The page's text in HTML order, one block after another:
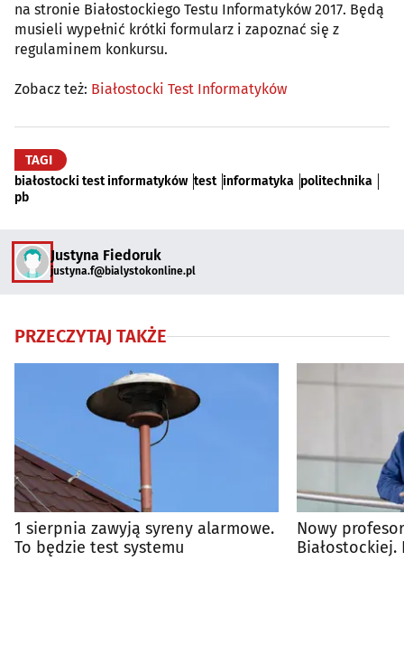
na stronie Białostockiego Testu Informatyków 2017. Będą
musieli wypełnić krótki formularz i zapoznać się z
regulaminem konkursu.
Zobacz też: Białostocki Test Informatyków
TAGI
białostocki test informatyków test informatyka politechnika
pb
Justyna Fiedoruk
justyna.f@bialystokonline.pl
PRZECZYTAJ TAKŻE
1 sierpnia zawyją syreny alarmowe.
To będzie test systemu
Nowy
Białostockiej.